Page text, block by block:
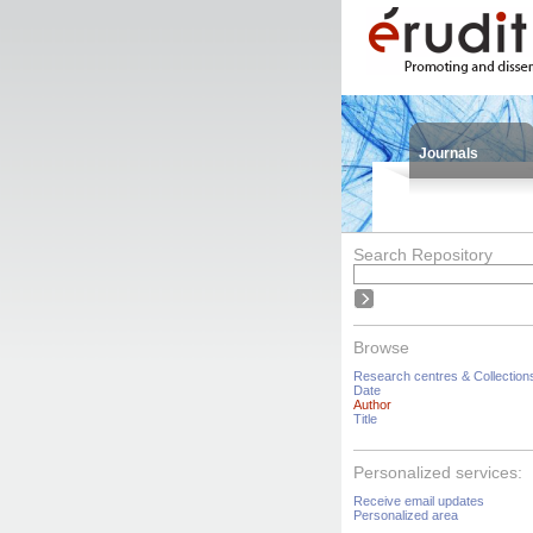
Journals
Search Repository
Browse
Research centres &
Date
Author
Title
Personalized services:
Receive email updates
Personalized area